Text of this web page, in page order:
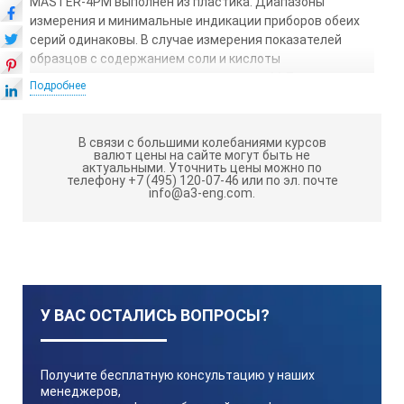
измерения и минимальные индикации приборов обеих
серий одинаковы. В случае измерения показателей
образцов с содержанием соли и кислоты
предпочтительна пластиковая модель М-П.
110060) или стандартной жидкости LK (RE-99010).
ТЕХНИЧЕСКИЕ ХАРАКТЕРИСТИКИMaster 4M:
Подробнее
В связи с большими колебаниями курсов
валют цены на сайте могут быть не
актуальными. Уточнить цены можно по
телефону +7 (495) 120-07-46 или по эл. почте
info@a3-eng.com.
У ВАС ОСТАЛИСЬ ВОПРОСЫ?
Получите бесплатную консультацию у наших
менеджеров,